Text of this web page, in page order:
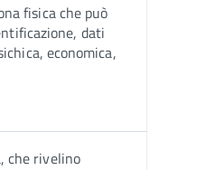
fisica che può
dati
economica,
che rivelino